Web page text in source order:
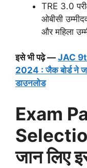
TRE 3.0
ओबीसी
और महिला
इसे भी पढ़े — JAC
2024 : जैक बोर्ड ने
डाउनलोड
Exam
जान लिए